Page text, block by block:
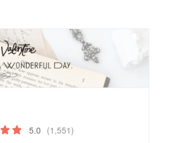
5.0 (1,551)